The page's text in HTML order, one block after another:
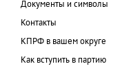
Документы и символы
Контакты
КПРФ в вашем округе
Как вступить в партию